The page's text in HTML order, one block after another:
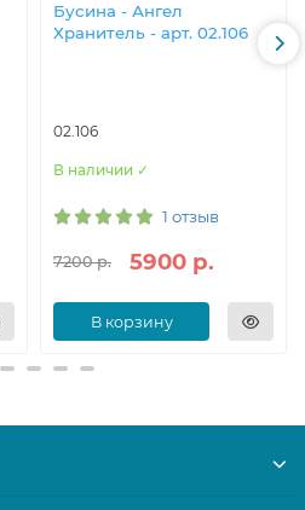
Бусина - Ангел
Хранитель - арт. 02.106
02.106
В наличии ✓
1 отзыв
7200 р. 5900 р.
В корзину